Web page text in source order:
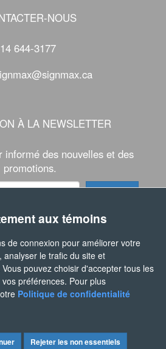
NOUS
644-3177
À LA NEWSLETTER
informé des nouvelles et des
promotions.
NOUS
aux témoins
de connexion pour améliorer votre
le trafic du site et
pouvez choisir d'accepter tous les
préférences. Pour plus
Politique de confidentialité